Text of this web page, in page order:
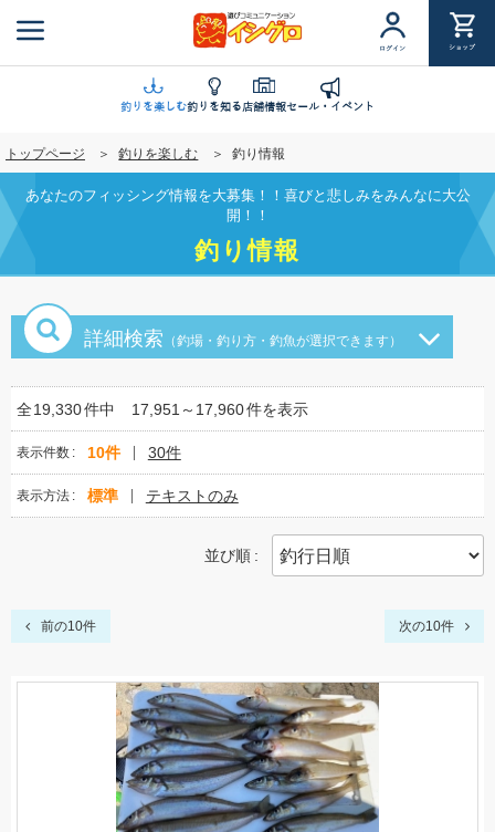
ン
に
移
動
ログイン ショップ
釣りを楽しむ釣りを知る店舗情報セール・イベント
トップページ 釣りを楽しむ 釣り情報
あなたのフィッシング情報を大募集！！喜びと悲しみをみんなに大公
開！！
釣り情報
詳細検索 （釣場・釣り方・釣魚が選択できます）
全19,330件中 17,951～17,960件を表示
表示件数 10件 30件
表示方法 標準 テキストのみ
並び順
前の10件 次の10件